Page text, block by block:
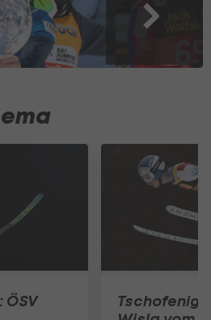
ÖSV
Tschofenig